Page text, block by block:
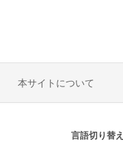
本サイトについて
言語切り替え